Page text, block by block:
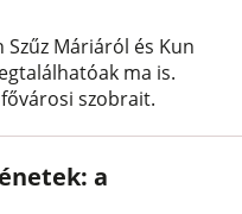
Máriáról és Kun
ma is.
szobrait.
a